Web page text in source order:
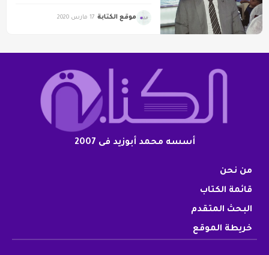
موقع الكتابة 17 مارس 2020
أسسه محمد أبوزيد فى 2007
من نحن
قائمة الكتاب
البحث المتقدم
خريطة الموقع